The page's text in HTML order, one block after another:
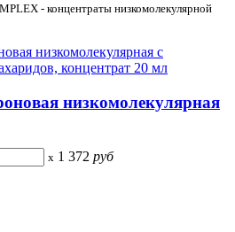
- концентраты низкомолекулярной
низкомолекулярная
x 1 372 руб